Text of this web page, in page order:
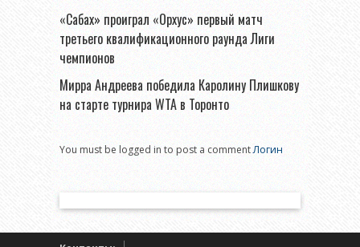
«Сабах» проиграл «Орхус» первый матч
третьего квалификационного раунда Лиги
чемпионов
Мирра Андреева победила Каролину Плишкову
на старте турнира WTA в Торонто
You must be logged in to post a commentЛогин